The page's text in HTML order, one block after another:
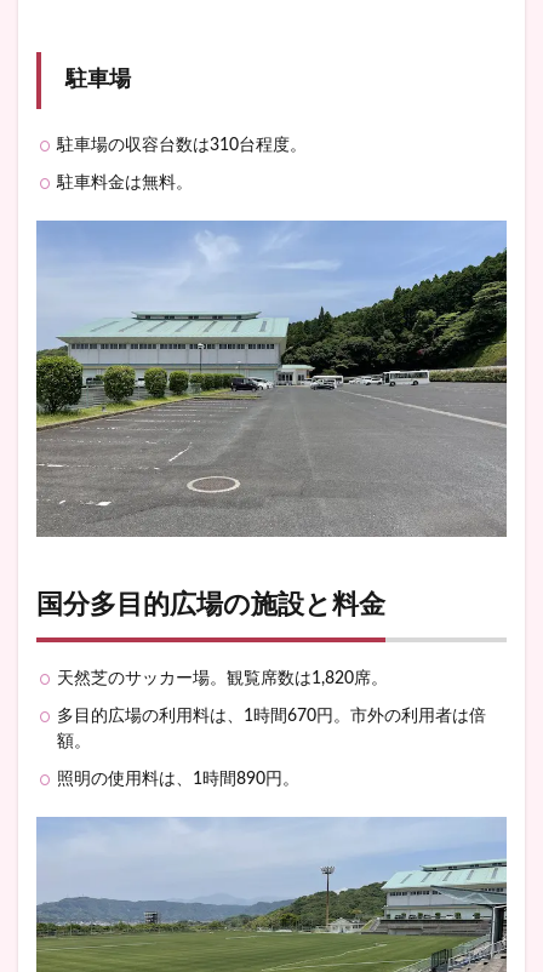
駐車場
駐車場の収容台数は310台程度。
駐車料金は無料。
国分多目的広場の施設と料金
天然芝のサッカー場。観覧席数は1,820席。
多目的広場の利用料は、1時間670円。市外の利用者は倍
額。
照明の使用料は、1時間890円。